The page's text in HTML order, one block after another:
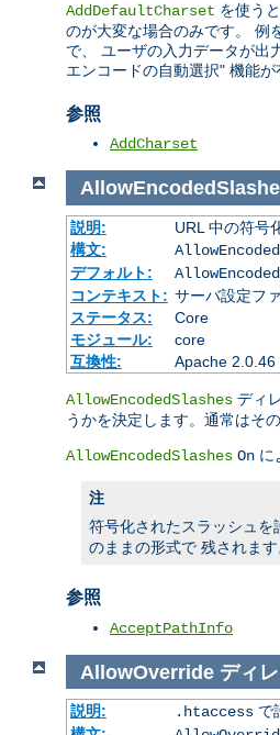
AddDefaultCharset を使う
のが大変な場合のみです。 例
で、 ユーザの入力データが出
エンコードの自動選択" 機能
参照
AddCharset
説明:
URL 中の符号
構文:
デフォルト:
コンテキスト: サーバ設定フ
ステータス:
Core
モジュール:
core
互換性:
Apache 2.0.46
AllowEncodedSlashes ディ
うかを決定します。通常はそ
AllowEncodedSlashes On に
注
符号化されたスラッシュを
のままの形式で 残されます
参照
AcceptPathInfo
AllowOverride ディ
説明: .htaccessで